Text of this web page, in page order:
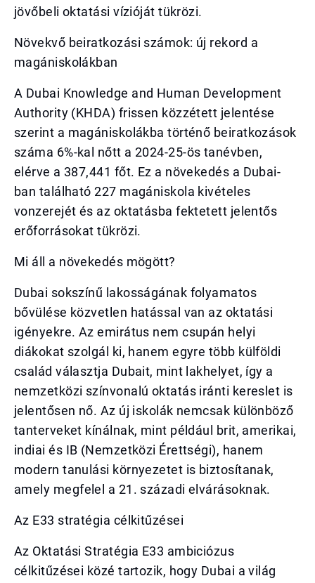
jövőbeli oktatási vízióját tükrözi.
Növekvő beiratkozási számok: új rekord a
magániskolákban
A Dubai Knowledge and Human Development
Authority (KHDA) frissen közzétett jelentése
szerint a magániskolákba történő beiratkozások
száma 6%-kal nőtt a 2024-25-ös tanévben,
elérve a 387,441 főt. Ez a növekedés a Dubai-
ban található 227 magániskola kivételes
vonzerejét és az oktatásba fektetett jelentős
erőforrásokat tükrözi.
Mi áll a növekedés mögött?
Dubai sokszínű lakosságának folyamatos
bővülése közvetlen hatással van az oktatási
igényekre. Az emirátus nem csupán helyi
diákokat szolgál ki, hanem egyre több külföldi
család választja Dubait, mint lakhelyet, így a
nemzetközi színvonalú oktatás iránti kereslet is
jelentősen nő. Az új iskolák nemcsak különböző
tanterveket kínálnak, mint például brit, amerikai,
indiai és IB (Nemzetközi Érettségi), hanem
modern tanulási környezetet is biztosítanak,
amely megfelel a 21. századi elvárásoknak.
Az E33 stratégia célkitűzései
Az Oktatási Stratégia E33 ambiciózus
célkitűzései közé tartozik, hogy Dubai a világ